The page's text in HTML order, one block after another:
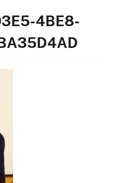
4BE8-